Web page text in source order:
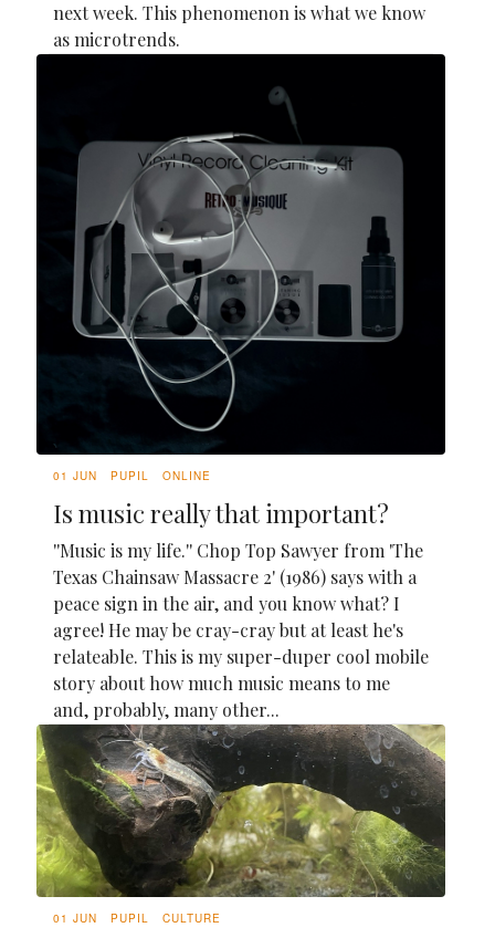
next week. This phenomenon is what we know
as microtrends.
01 JUN PUPIL ONLINE
Is music really that important?
''Music is my life.'' Chop Top Sawyer from 'The
Texas Chainsaw Massacre 2' (1986) says with a
peace sign in the air, and you know what? I
agree! He may be cray-cray but at least he's
relateable. This is my super-duper cool mobile
story about how much music means to me
and, probably, many other...
01 JUN PUPIL CULTURE